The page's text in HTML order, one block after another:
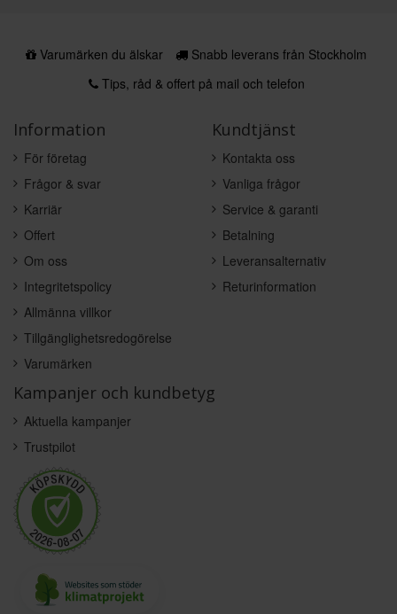
Varumärken du älskar
Snabb leverans från Stockholm
Tips, råd & offert på mail och telefon
Information
För företag
Frågor & svar
Karriär
Offert
Om oss
Integritetspolicy
Allmänna villkor
Tillgänglighetsredogörelse
Varumärken
Kundtjänst
Kontakta oss
Vanliga frågor
Service & garanti
Betalning
Leveransalternativ
Returinformation
Kampanjer och kundbetyg
Aktuella kampanjer
Trustpilot